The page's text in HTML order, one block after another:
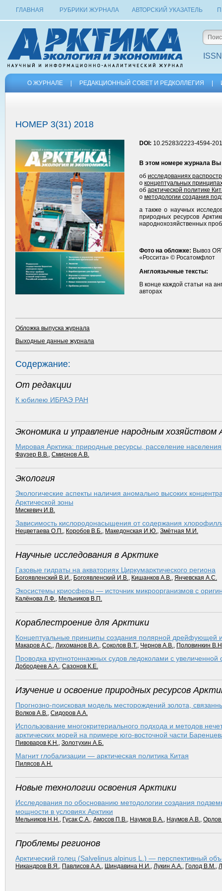
ГЛАВНАЯ РУБРИКИ ЖУРНАЛА АВТОРСКИЙ УКАЗАТЕЛЬ
О ЖУРНАЛЕ РЕДАКЦИОННЫЙ СОВЕТ И РЕДКОЛЛЕГИЯ
НОМЕР 3(31) 2018
DOI: 10.25283/2223-4594-
В этом номере журнала Вы
об исследованиях
о концептуальных
об арктической политике
о методологии создания
а также о научных
природных ресурсов
народнохозяйственных
Фото на обложке: Вывоз
«Россита» © Росатомфлот
Англоязычные тексты:
В конце каждой статьи на
авторах
Обложка выпуска журнала
Выходные данные журнала
Содержание:
От редакции
К юбилею ИБРАЭ РАН
Экономика и управление народным хозяйством
Мировая Арктика: природные ресурсы, расселение
Фаузер В.В., Смирнов А.В.
Экология
Экологические аспекты наличия аномально высоких
Арктической зоны
Мискевич И.В.
Зависимость кислородонасыщения от содержания
Нецветаева О.П., Коробов В.Б., Македонская И.Ю., Змётная М.И.
Научные исследования в Арктике
Газовые гидраты на акваториях Циркумарктического региона
Богоявленский В.И., Богоявленский И.В., Кишанков А.В., Янчевская А.С.
Экосистемы криосферы — источник микроорганизмов с
Калёнова Л.Ф., Мельников В.П.
Кораблестроение для Арктики
Концептуальные принципы создания полярной дрейфующей
Макаров А.С., Лихоманов В.А., Соколов В.Т., Чернов А.В., Половинкин
Проводка крупнотоннажных судов ледоколами с
Добродеев А.А., Сазонов К.Е.
Изучение и освоение природных ресурсов
Прогнозно-поисковая модель месторождений золота,
Волков А.В., Сидоров А.А.
Использование многокритериального подхода и методов
арктических морей на примере юго-восточной части
Пивоваров К.Н., Золотухин А.Б.
Магнит глобализации — арктическая политика Китая
Пилясов А.Н.
Новые технологии освоения Арктики
Исследования по обоснованию методологии создания
мощности в условиях Арктики
Мельников Н.Н., Гусак С.А., Амосов П.В., Наумов В.А., Наумов А.В.,
Проблемы регионов
Арктический голец (Salvelinus alpinus L.) — перспективный
Никандров В.Я., Павлисов А.А., Шиндавина Н.И., Лукин А.А., Голод В.М.,